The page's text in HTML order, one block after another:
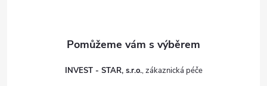
INVEST - STAR, s.r.o.